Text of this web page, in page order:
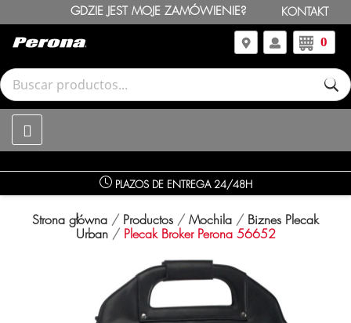
GDZIE JEST MOJE ZAMÓWIENIE? KONTAKT
0
PLAZOS DE ENTREGA 24/48H
Strona główna Productos Mochila
Biznes Plecak
Urban
Plecak Broker Perona 56652